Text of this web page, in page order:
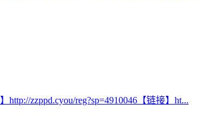
zzppd.cyou/reg?sp=4910046【链接】ht...